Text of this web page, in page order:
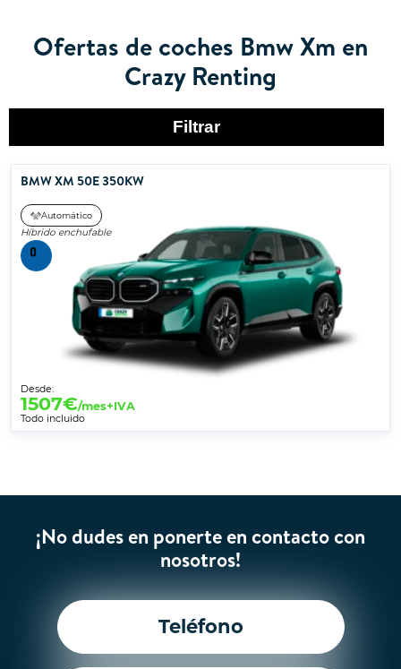
Ofertas de coches Bmw Xm en
Crazy Renting
Filtrar
BMW XM 50E 350KW
Automático
Híbrido enchufable
Desde:
1507€/mes+IVA
Todo incluido
¡No dudes en ponerte en contacto con
nosotros!
Teléfono